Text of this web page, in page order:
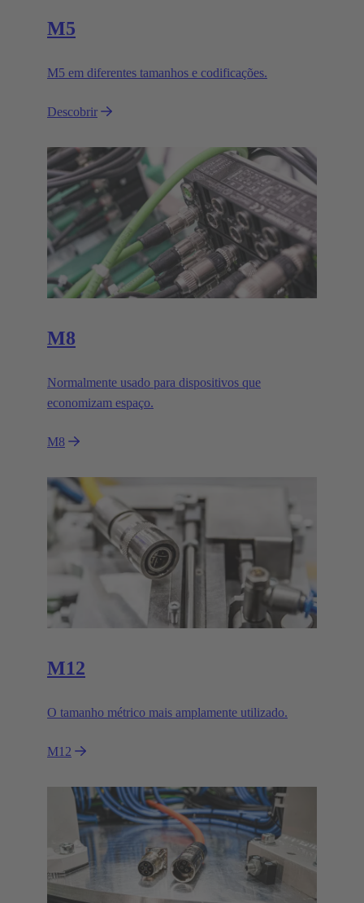
M5
M5 em diferentes tamanhos e codificações.
Descobrir
M8
Normalmente usado para dispositivos que
economizam espaço.
M8
M12
O tamanho métrico mais amplamente utilizado.
M12